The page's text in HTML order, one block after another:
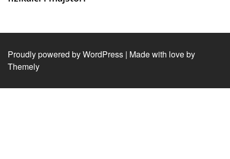
Proudly powered by WordPress | Made with love by
Themely